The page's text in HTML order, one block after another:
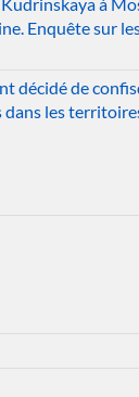
à
Enquête sur
décidé de
les